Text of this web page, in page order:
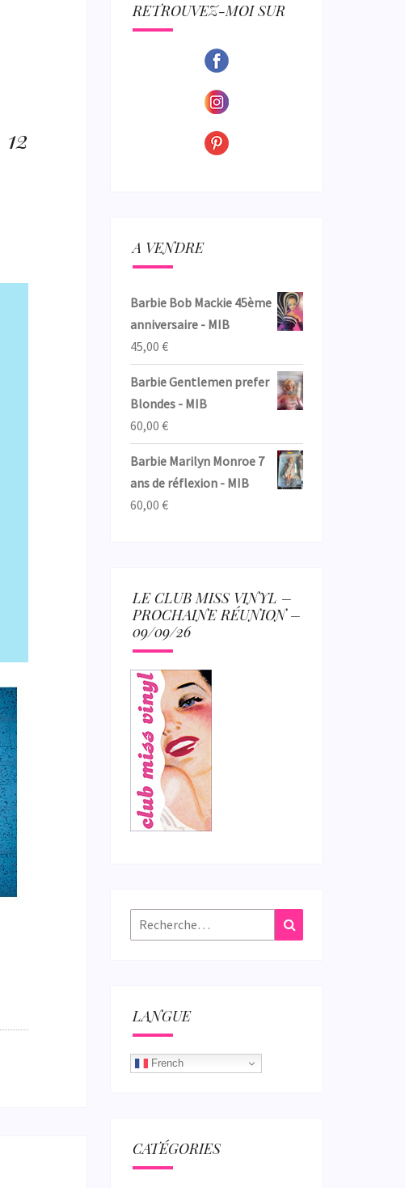
RETROUVEZ-MOI SUR
A VENDRE
Barbie Bob Mackie 45ème
anniversaire - MIB
45,00 €
Barbie Gentlemen prefer
Blondes - MIB
60,00 €
Barbie Marilyn Monroe 7
ans de réflexion - MIB
60,00 €
LE CLUB MISS VINYL –
PROCHAINE RÉUNION –
09/09/26
Rechercher :
LANGUE
French
CATÉGORIES